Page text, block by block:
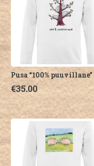
Valikuid
saab
tootelehel.
Pusa “100% puuvillane”
€35.00
Sellel
tootel
on
mitu
Valikuid